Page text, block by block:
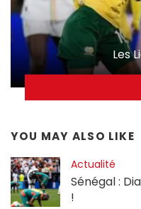
Les
YOU MAY ALSO LIKE
Actualité
Sénégal :
!